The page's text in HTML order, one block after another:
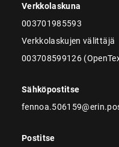
Verkkolaskuna
003701985593
Verkkolaskujen välittäjä
003708599126
Sähköpostitse
Postitse